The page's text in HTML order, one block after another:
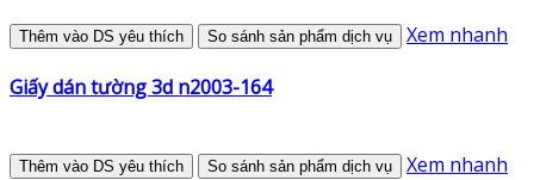
Thêm vào DS yêu thích So sánh sản phẩm dịch vụ Xem nhanh
Giấy dán tường 3d n2003-164
Thêm vào DS yêu thích So sánh sản phẩm dịch vụ Xem nhanh